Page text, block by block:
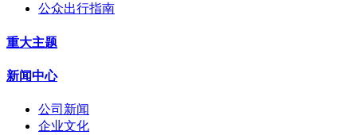
公众出行指南
重大主题
新闻中心
公司新闻
企业文化